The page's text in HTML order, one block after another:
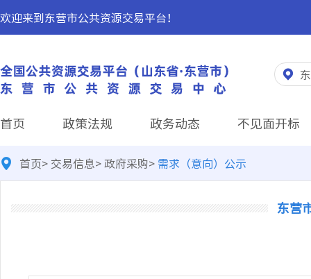
欢迎来到东营市公共资源交易平台！
首页 政策法规 政务动态 不见面开标
首页> 交易信息>政府采购> 需求（意向）公示
东营